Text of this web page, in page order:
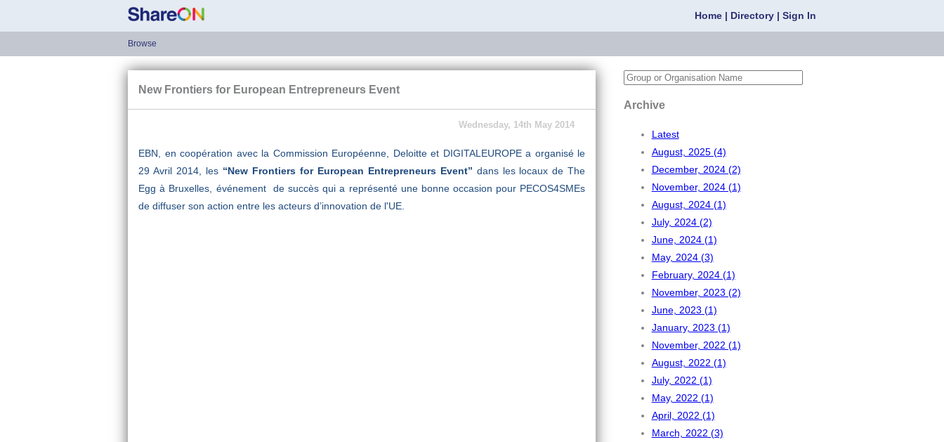
Home | Directory | Sign In
Browse
New Frontiers for European Entrepreneurs Event
Wednesday, 14th May 2014
EBN, en coopération avec la Commission Européenne, Deloitte et DIGITALEUROPE a organisé le
29 Avril 2014, les “New Frontiers for European Entrepreneurs Event” dans les locaux de The
Egg à Bruxelles, événement de succès qui a représenté une bonne occasion pour PECOS4SMEs
de diffuser son action entre les acteurs d’innovation de l'UE.
Archive
Latest
August, 2025 (4)
December, 2024 (2)
November, 2024 (1)
August, 2024 (1)
July, 2024 (2)
June, 2024 (1)
May, 2024 (3)
February, 2024 (1)
November, 2023 (2)
June, 2023 (1)
January, 2023 (1)
November, 2022 (1)
August, 2022 (1)
July, 2022 (1)
May, 2022 (1)
April, 2022 (1)
March, 2022 (3)